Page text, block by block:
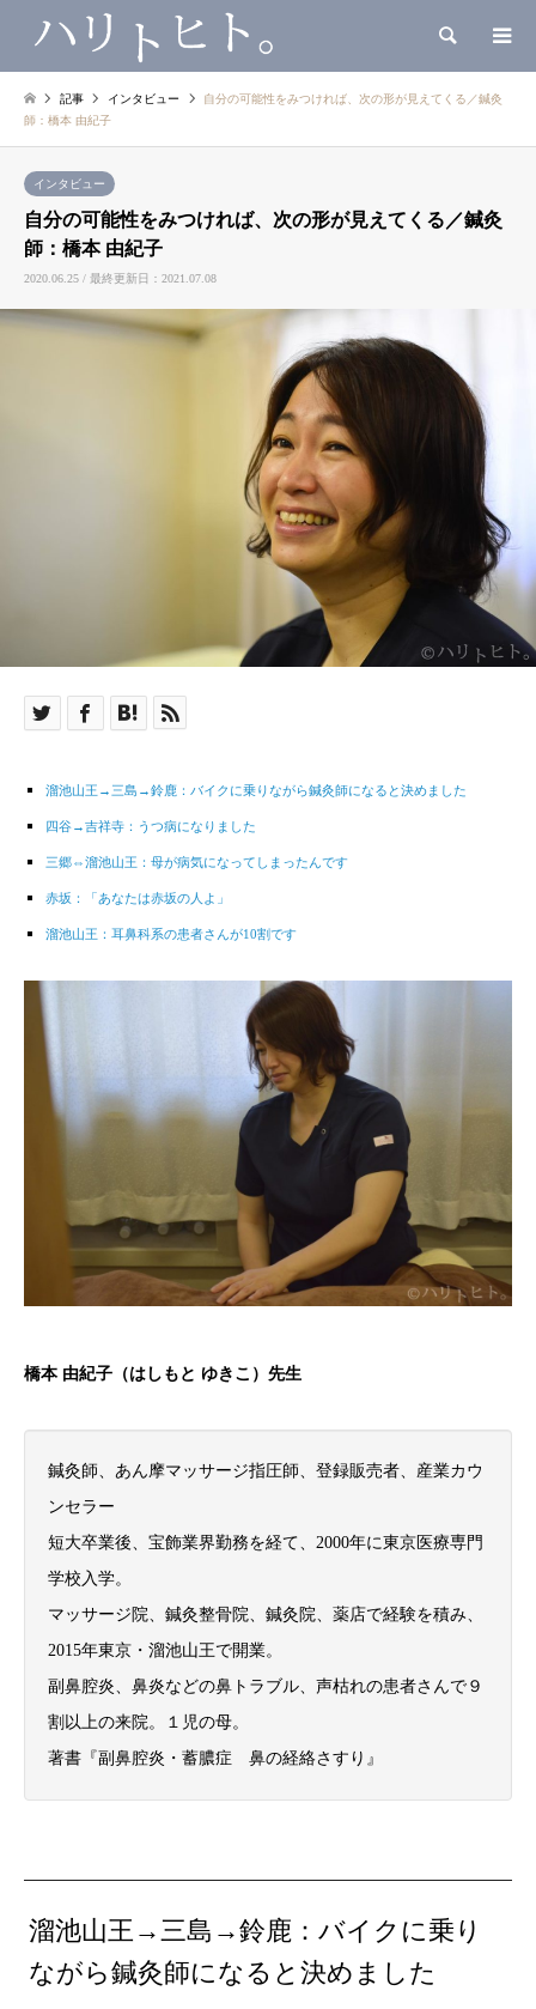
検索
記事 インタビュー
自分の可能性をみつければ、次の形が見えてくる／鍼灸
師：橋本 由紀子
インタビュー
自分の可能性をみつければ、次の形が見えてくる／鍼灸
師：橋本 由紀子
2020.06.25 / 最終更新日：2021.07.08
溜池山王→三島→鈴鹿：バイクに乗りながら鍼灸師になると決めました
四谷→吉祥寺：うつ病になりました
三郷⇔溜池山王：母が病気になってしまったんです
赤坂：「あなたは赤坂の人よ」
溜池山王：耳鼻科系の患者さんが10割です
橋本 由紀子（はしもと ゆきこ）先生
鍼灸師、あん摩マッサージ指圧師、登録販売者、産業カウ
ンセラー
短大卒業後、宝飾業界勤務を経て、2000年に東京医療専門
学校入学。
マッサージ院、鍼灸整骨院、鍼灸院、薬店で経験を積み、
2015年東京・溜池山王で開業。
副鼻腔炎、鼻炎などの鼻トラブル、声枯れの患者さんで９
割以上の来院。１児の母。
著書『副鼻腔炎・蓄膿症 鼻の経絡さすり』
溜池山王→三島→鈴鹿：バイクに乗り
ながら鍼灸師になると決めました